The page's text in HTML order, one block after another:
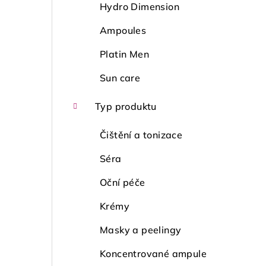
Hydro Dimension
Ampoules
Platin Men
Sun care
Typ produktu
Čištění a tonizace
Séra
Oční péče
Krémy
Masky a peelingy
Koncentrované ampule